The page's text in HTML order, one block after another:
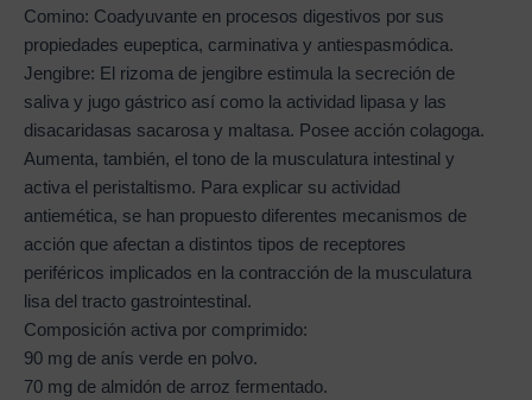
Comino: Coadyuvante en procesos digestivos por sus
propiedades eupeptica, carminativa y antiespasmódica.
Jengibre: El rizoma de jengibre estimula la secreción de
saliva y jugo gástrico así como la actividad lipasa y las
disacaridasas sacarosa y maltasa. Posee acción colagoga.
Aumenta, también, el tono de la musculatura intestinal y
activa el peristaltismo. Para explicar su actividad
antiemética, se han propuesto diferentes mecanismos de
acción que afectan a distintos tipos de receptores
periféricos implicados en la contracción de la musculatura
lisa del tracto gastrointestinal.
Composición activa por comprimido:
90 mg de anís verde en polvo.
70 mg de almidón de arroz fermentado.